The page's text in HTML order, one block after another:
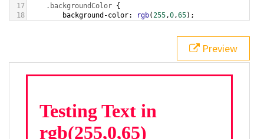
17
.backgroundColor {
18
background-color: rgb(255,0,65);
bottom ,
white, rgb(255,0,65));
div class="textColor borderColor"
< h1>Testing Text in rgb(255,0,65)
Preview